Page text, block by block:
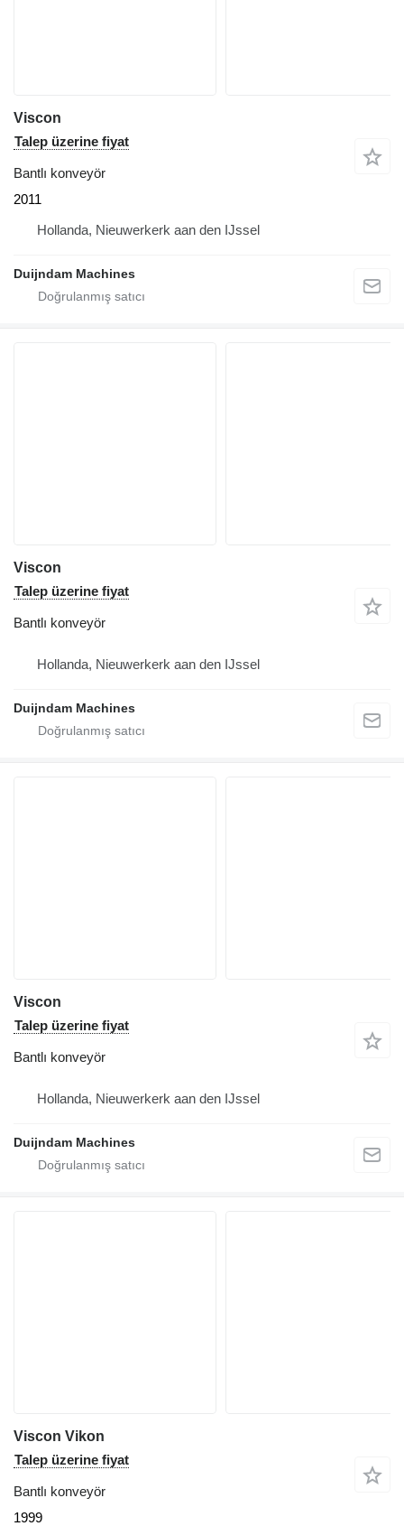
Viscon
Talep üzerine fiyat
Bantlı konveyör
2011
Hollanda, Nieuwerkerk aan den IJssel
Duijndam Machines
Viscon
Talep üzerine fiyat
Bantlı konveyör
Hollanda, Nieuwerkerk aan den IJssel
Duijndam Machines
Viscon
Talep üzerine fiyat
Bantlı konveyör
Hollanda, Nieuwerkerk aan den IJssel
Duijndam Machines
Viscon Vikon
Talep üzerine fiyat
Bantlı konveyör
1999